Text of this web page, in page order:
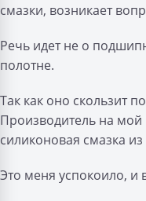
смазки, возникает
Речь идет не о
полотне.
Так как оно скользит
Производитель на мой
силиконовая смазка
Это меня успокоило, и